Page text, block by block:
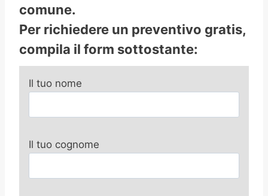
comune.
Per richiedere un preventivo gratis,
compila il form sottostante:
Il tuo nome
Il tuo cognome